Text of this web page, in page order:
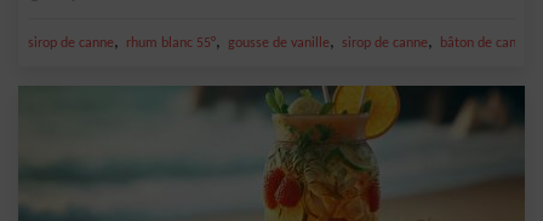
sirop de canne, rhum blanc 55°, gousse de vanille, sirop de canne, bâton de